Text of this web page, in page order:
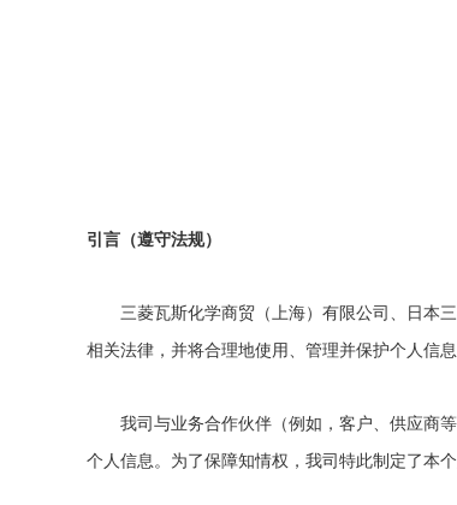
引言（遵守法规）
三菱瓦斯化学商贸（上海）有限公司、日本
相关法律，并将合理地使用、管理并保护个人信息
我司 与业务合作伙伴（例如，客户、供应商
个人信息。为了保障知情权，我司特此制定了本